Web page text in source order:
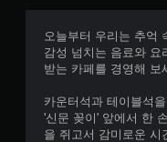
오늘부터 우리는 추억
감성 넘치는 음료와 요
받는 카페를 경영해 보
카운터석과 테이블석
'신문 꽂이' 앞에서 한
을 쥐고서 감미로운 시